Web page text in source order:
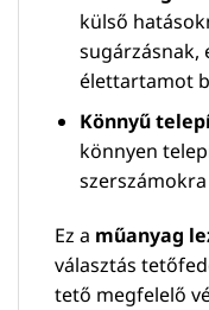
külső
sugárzásnak,
élettartamot
Könnyű
könnyen
Ez a műanyag
választás
tető megfelelő